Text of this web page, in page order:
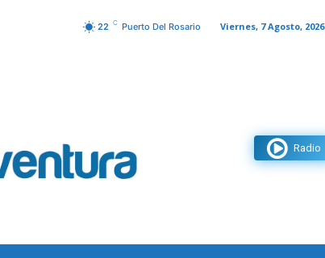
22 C Puerto Del Rosario Viernes, 7 Agosto, 2026
Radio